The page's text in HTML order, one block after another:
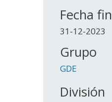
Fecha fin
31-12-2023
Grupo
GDE
División